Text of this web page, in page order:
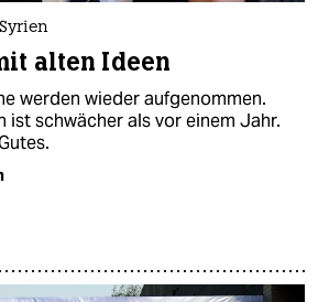
alten Ideen
werden wieder aufgenommen.
ist schwächer als vor einem Jahr.